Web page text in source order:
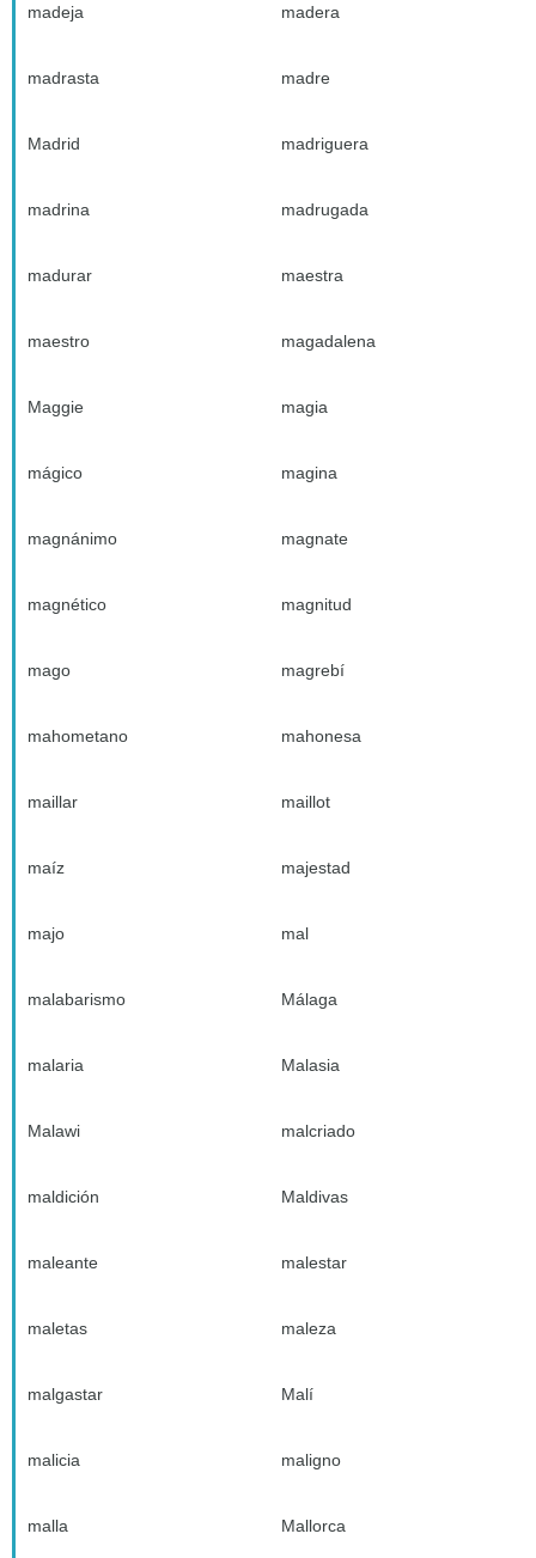
madeja madera
madrasta madre
Madrid madriguera
madrina madrugada
madurar maestra
maestro magadalena
Maggie magia
mágico magina
magnánimo magnate
magnético magnitud
mago magrebí
mahometano mahonesa
maillar maillot
maíz majestad
majo mal
malabarismo Málaga
malaria Malasia
Malawi malcriado
maldición Maldivas
maleante malestar
maletas maleza
malgastar Malí
malicia maligno
malla Mallorca